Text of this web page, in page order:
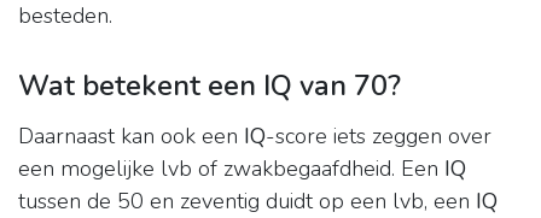
besteden.
Wat betekent een IQ van 70?
Daarnaast kan ook een IQ-score iets zeggen over
een mogelijke lvb of zwakbegaafdheid. Een IQ
tussen de 50 en zeventig duidt op een lvb, een IQ